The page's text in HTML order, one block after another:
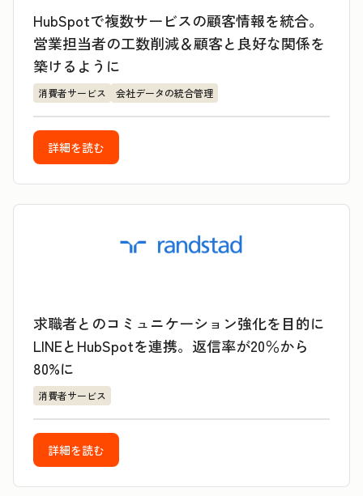
HubSpotで複数サービスの顧客情報を統合。
営業担当者の工数削減＆顧客と良好な関係を
築けるように
消費者サービス 会社データの統合管理
詳細を読む
求職者とのコミュニケーション強化を目的に
LINEとHubSpotを連携。返信率が20％から
80%に
消費者サービス
詳細を読む